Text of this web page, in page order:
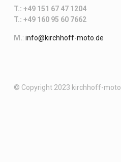
T.: +49 151 67 47 1204
T.: +49 160 95 60 7662
M.: info@kirchhoff-moto.de
© Copyright 2023 kirchhoff-moto